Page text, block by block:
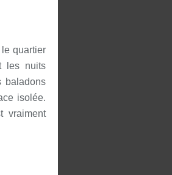
quartier
les nuits
baladons
isolée.
vraiment